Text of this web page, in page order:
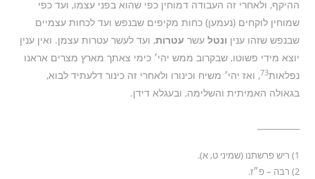
ההיקף, ולאחרי זה העבודה דמוחין כפי שהוא בפני עצמו, ועד כפי
שמוחין לוקחים (נעמען) כחות מקיפים שבנפש ועד לכחות עצמיים
שבנפש שזהו ענין ונטלעשר עטרות, ועד לעשר עטרות עצמן. ואין ענין
יוצא מידי פשוטו, שבקרוב ממש יהי׳ כימי צאתך מארץ מצרים אראנו
נפלאות73, ואז יהי׳ משיח וכינורו ולאחרי זה כינור דלעתיד לבוא,
בגאולה האמיתית והשלימה, ובעגלא דידן.
1) ריש פרשתנו (שמיני ט, א).
2) רבה – פ״ז.